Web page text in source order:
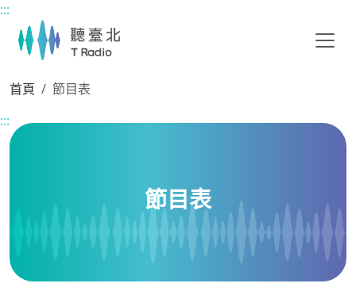
主要內容區塊
:::
首頁
節目表
:::
節目表